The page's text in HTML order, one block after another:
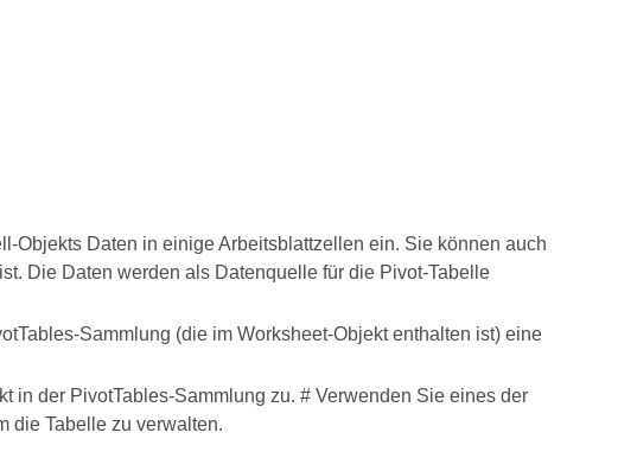
Objekts Daten in einige Arbeitsblattzellen ein. Sie können auch
Die Daten werden als Datenquelle für die Pivot-Tabelle
Sammlung (die im Worksheet-Objekt enthalten ist) eine
in der PivotTables-Sammlung zu. # Verwenden Sie eines der
die Tabelle zu verwalten.